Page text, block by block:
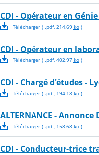
CDI - Opérateur en
Télécharger( .pdf, 214.69 ko)
CDI - Opérateur en
Télécharger( .pdf, 402.97 ko)
CDI - Chargé d'études -
Télécharger( .pdf, 194.18 ko)
ALTERNANCE -
Télécharger( .pdf, 158.68 ko)
CDI - Conducteur-trice